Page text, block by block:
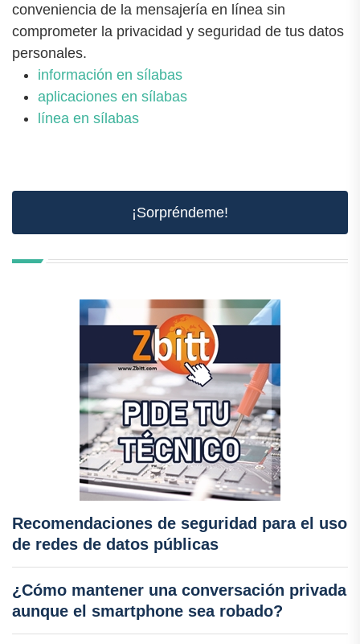
conveniencia de la mensajería en línea sin
comprometer la privacidad y seguridad de tus datos
personales.
información en sílabas
aplicaciones en sílabas
línea en sílabas
¡Sorpréndeme!
Recomendaciones de seguridad para el uso
de redes de datos públicas
¿Cómo mantener una conversación privada
aunque el smartphone sea robado?